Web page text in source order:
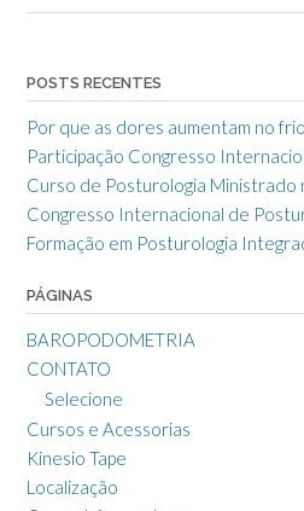
POSTS RECENTES
Por que as dores aumentam no
Participação Congresso
Curso de Posturologia Ministrado
Congresso Internacional de
Formação em Posturologia
PÁGINAS
BAROPODOMETRIA
CONTATO
Selecione
Cursos e Acessorias
Kinesio Tape
Localização